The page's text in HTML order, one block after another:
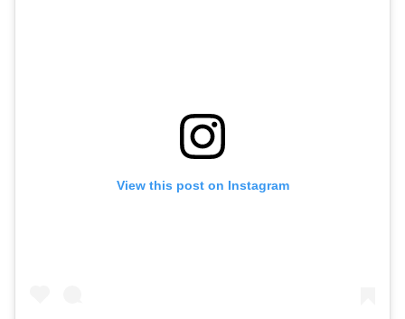
View this post on Instagram